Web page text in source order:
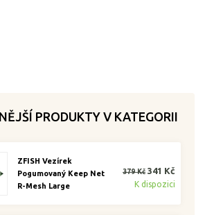
PRODUKTY V KATEGORII
ZFISH Vezírek
Pogumovaný Keep Net
R-Mesh Large
379 Kč 341 Kč
K dispozici